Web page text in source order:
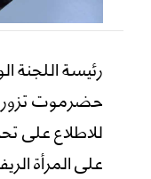
رئيسة اللجنة
حضرموت تزور
للاطلاع على
على المرأة